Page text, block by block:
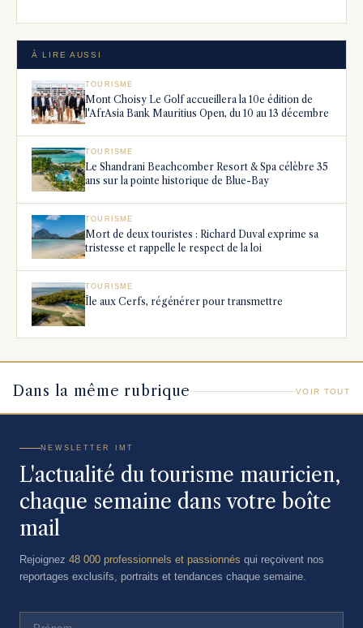
À LIRE AUSSI
TOURISME
Mont Choisy Le Golf accueillera la 10e édition de
l'AfrAsia Bank Mauritius Open, du 10 au 13 décembre
TOURISME
Le Shandrani Beachcomber Resort & Spa célèbre 35
ans sur la pointe historique de Blue-Bay
TOURISME
Mort de deux touristes : Richard Duval exprime sa
tristesse et rappelle le respect de la loi
TOURISME
Île aux Cerfs, régénérer pour transmettre
Dans la même rubrique VOIR TOUT
NEWSLETTER IMT
L'actualité du tourisme mauricien,
chaque semaine dans votre boîte
mail
Rejoignez 48 000 professionnels et passionnés qui reçoivent nos
reportages exclusifs, portraits et tendances chaque semaine.